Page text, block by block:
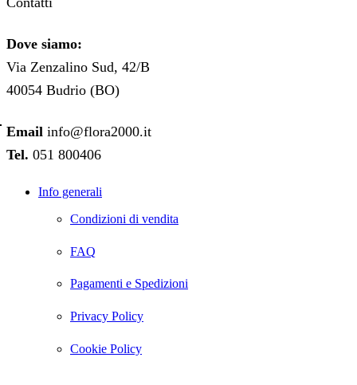
Dove siamo:
Via Zenzalino Sud, 42/B
40054 Budrio (BO)
Email info@flora2000.it
Tel. 051 800406
Info generali
Condizioni di vendita
FAQ
Pagamenti e Spedizioni
Privacy Policy
Cookie Policy